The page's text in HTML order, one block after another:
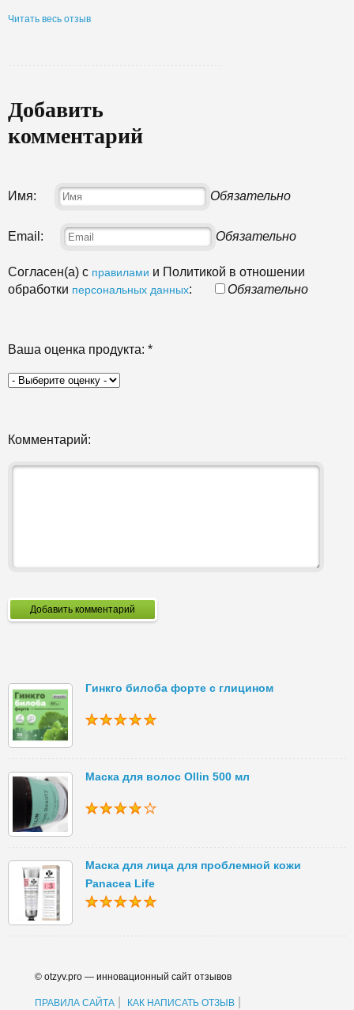
Читать весь отзыв
Добавить
комментарий
Имя: Обязательно
Email: Обязательно
Согласен(а) с правилами и Политикой в отношении
обработки персональных данных: Обязательно
Ваша оценка продукта: *
Комментарий:
Добавить комментарий
Гинкго билоба форте с глицином
Маска для волос Ollin 500 мл
Маска для лица для проблемной кожи
Panacea Life
© otzyv.pro — инновационный сайт отзывов
ПРАВИЛА САЙТА КАК НАПИСАТЬ ОТЗЫВ